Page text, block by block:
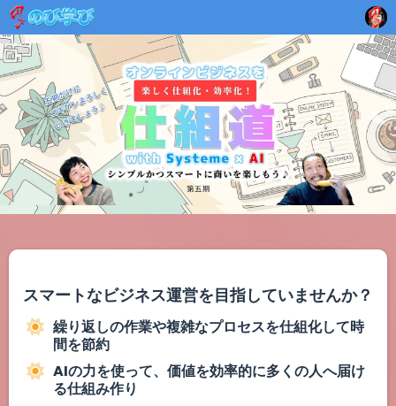
スマートなビジネス運営を目指していませんか？
繰り返しの作業や複雑なプロセスを仕組化して時
間を節約
AIの力を使って、価値を効率的に多くの人へ届け
る仕組み作り